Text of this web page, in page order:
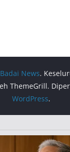
Badai News.
ThemeGrill.
WordPress.